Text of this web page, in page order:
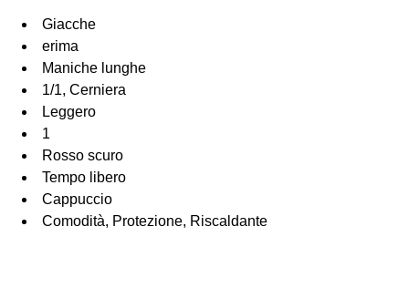
Giacche
erima
Maniche lunghe
1/1, Cerniera
Leggero
1
Rosso scuro
Tempo libero
Cappuccio
Comodità, Protezione, Riscaldante